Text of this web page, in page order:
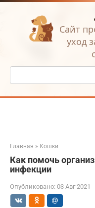
Перейти
Сайт
уход
Поиск:
Главная » Кошки
Как помочь
инфекции
Опубликовано: 03 Авг 2021